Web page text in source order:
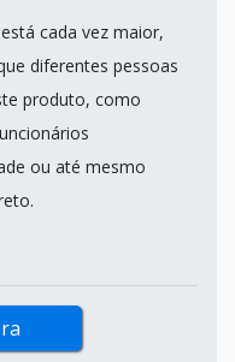
cada vez maior,
diferentes pessoas
produto, como
ou até mesmo